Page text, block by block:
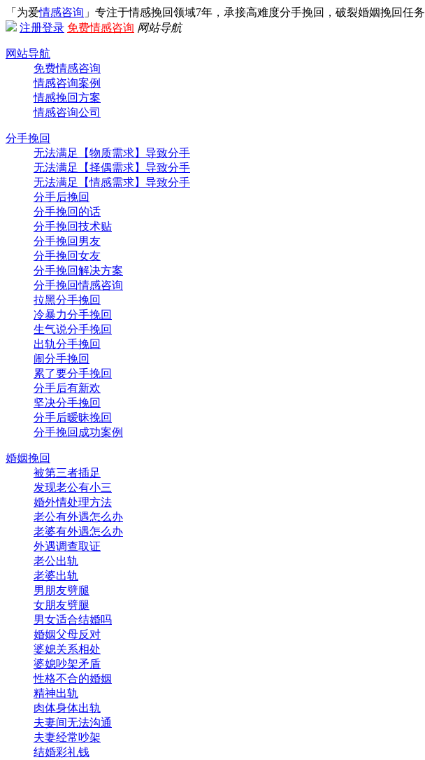
「为爱情感咨询 」专注于情感挽回领域7年，承接高难度分手挽回，破裂婚姻挽回任务
注册登录 免费情感咨询 网站导航
网站导航
免费情感咨询
情感咨询案例
情感挽回方案
情感咨询公司
分手挽回
无法满足【物质需求】导致分手
无法满足【择偶需求】导致分手
无法满足【情感需求】导致分手
分手后挽回
分手挽回的话
分手挽回技术贴
分手挽回男友
分手挽回女友
分手挽回解决方案
分手挽回情感咨询
拉黑分手挽回
冷暴力分手挽回
生气说分手挽回
出轨分手挽回
闹分手挽回
累了要分手挽回
分手后有新欢
坚决分手挽回
分手后暧昧挽回
分手挽回成功案例
婚姻挽回
被第三者插足
发现老公有小三
婚外情处理方法
老公有外遇怎么办
老婆有外遇怎么办
外遇调查取证
老公出轨
老婆出轨
男朋友劈腿
女朋友劈腿
男女适合结婚吗
婚姻父母反对
婆媳关系相处
婆媳吵架矛盾
性格不合的婚姻
精神出轨
肉体身体出轨
夫妻间无法沟通
夫妻经常吵架
结婚彩礼钱